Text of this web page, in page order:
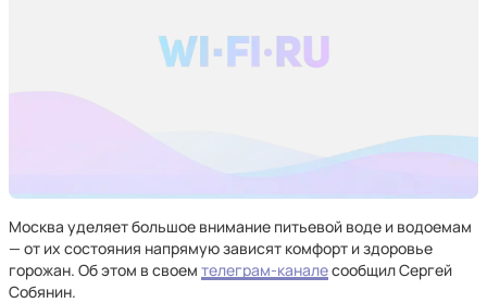
Москва уделяет большое внимание питьевой воде и водоемам
— от их состояния напрямую зависят комфорт и здоровье
горожан. Об этом в своем телеграм-каналесообщил Сергей
Собянин.